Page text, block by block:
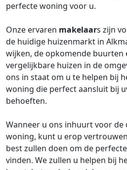
perfecte woning voor u.
Onze ervaren makelaars zijn
de huidige huizenmarkt in
wijken, de opkomende buurten
vergelijkbare huizen in de
ons in staat om u te helpen bij
woning die perfect aansluit bij
behoeften.
Wanneer u ons inhuurt voor de
woning, kunt u erop
best zullen doen om de
vinden. We zullen u helpen bij